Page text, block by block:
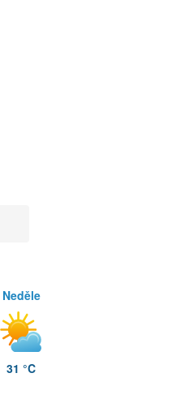
Neděle
31 °C